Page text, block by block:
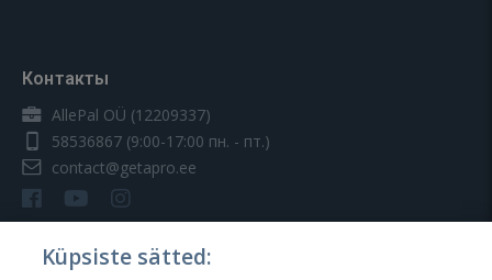
Контакты
AllePal OÜ (12209337)
58536867 (9:00-17:00 пн. - пт.)
contact@getapro.ee
Küpsiste sätted: